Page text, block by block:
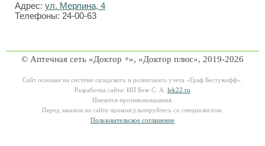
Адрес: ул. Мерлина, 4
Телефоны: 24-00-63
© Аптечная сеть «Доктор +», «Доктор плюс», 2019-2026
Сайт основан на системе складского и розничного учета «Граф Бестужефф».
Разработка сайта: ИП Безе С. А. lek22.ru
Имеются противопоказания.
Перед заказом на сайте проконсультируйтесь со специалистом.
Пользовательское соглашение